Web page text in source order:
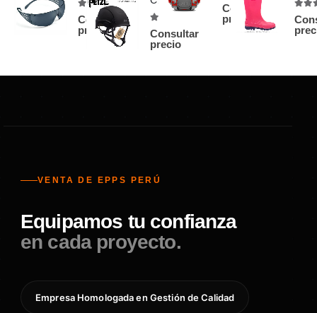
4.83 out of 5
Consultar
precio
Consultar
precio
4.75out of 5
Consultar
precio
5
VENTA DE EPPS PERÚ
Equipamos tu confianza
en cada proyecto.
Empresa Homologada en Gestión de Calidad